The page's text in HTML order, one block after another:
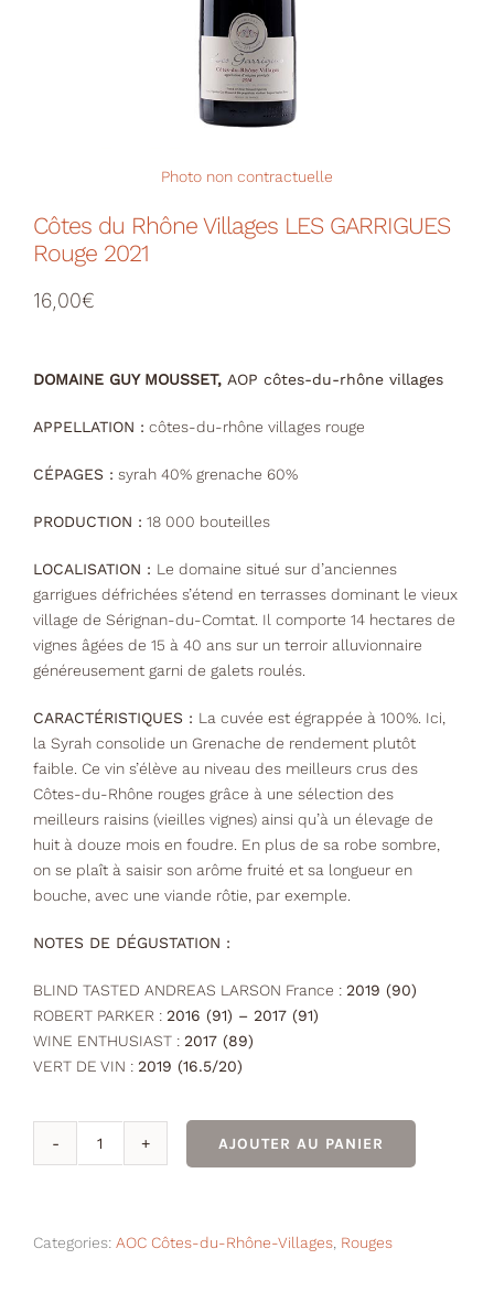
Photo non contractuelle
Côtes du Rhône Villages LES GARRIGUES
Rouge 2021
16,00€
DOMAINE GUY MOUSSET, AOP côtes-du-rhône villages
APPELLATION : côtes-du-rhône villages rouge
CÉPAGES : syrah 40% grenache 60%
PRODUCTION : 18 000 bouteilles
LOCALISATION : Le domaine situé sur d’anciennes
garrigues défrichées s’étend en terrasses dominant le vieux
village de Sérignan-du-Comtat. Il comporte 14 hectares de
vignes âgées de 15 à 40 ans sur un terroir alluvionnaire
généreusement garni de galets roulés.
CARACTÉRISTIQUES : La cuvée est égrappée à 100%. Ici,
la Syrah consolide un Grenache de rendement plutôt
faible. Ce vin s’élève au niveau des meilleurs crus des
Côtes-du-Rhône rouges grâce à une sélection des
meilleurs raisins (vieilles vignes) ainsi qu’à un élevage de
huit à douze mois en foudre. En plus de sa robe sombre,
on se plaît à saisir son arôme fruité et sa longueur en
bouche, avec une viande rôtie, par exemple.
NOTES DE DÉGUSTATION :
BLIND TASTED ANDREAS LARSON France : 2019 (90)
ROBERT PARKER : 2016 (91) – 2017 (91)
WINE ENTHUSIAST : 2017 (89)
VERT DE VIN : 2019 (16.5/20)
quantité
AJOUTER AU PANIER
Categories: AOC Côtes-du-Rhône-Villages, Rouges